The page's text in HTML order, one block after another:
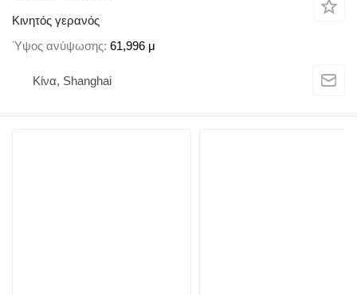
Κινητός γερανός
Ύψος ανύψωσης 61,996 μ
Κίνα, Shanghai